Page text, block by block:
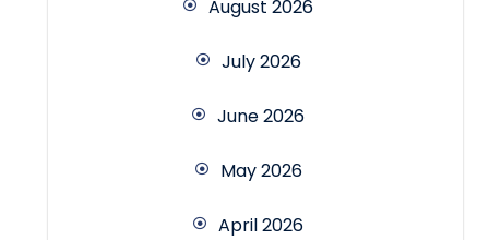
August 2026
July 2026
June 2026
May 2026
April 2026